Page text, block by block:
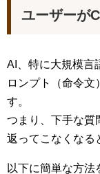
ユーザーが
AI、特に大規模言
ロンプト（命令文
す。
つまり、下手な質
返ってこなくなる
以下に簡単な方法